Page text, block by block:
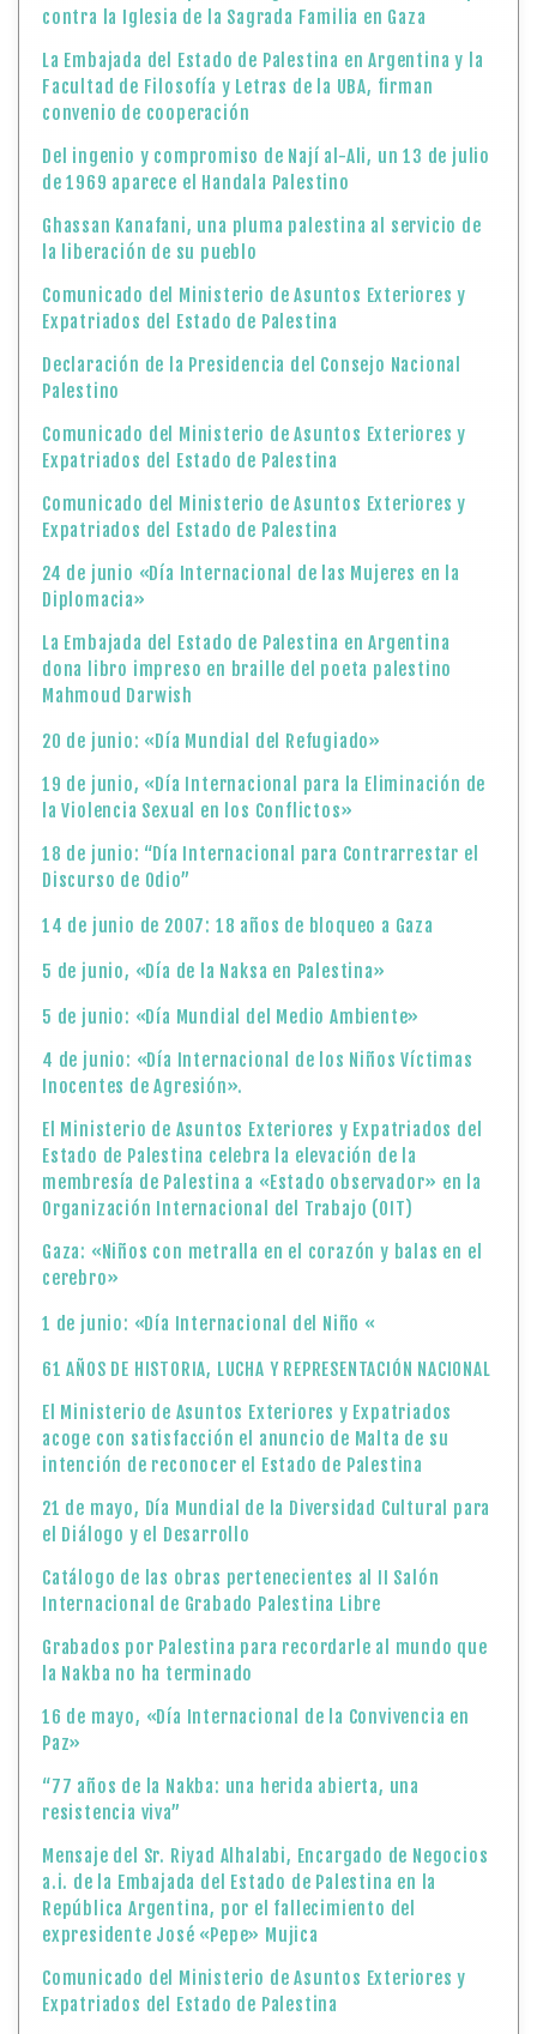
contra la Iglesia de la Sagrada Familia en Gaza
La Embajada del Estado de Palestina en Argentina y la
Facultad de Filosofía y Letras de la UBA, firman
convenio de cooperación
Del ingenio y compromiso de Nají al-Ali, un 13 de julio
de 1969 aparece el Handala Palestino
Ghassan Kanafani, una pluma palestina al servicio de
la liberación de su pueblo
Comunicado del Ministerio de Asuntos Exteriores y
Expatriados del Estado de Palestina
Declaración de la Presidencia del Consejo Nacional
Palestino
Comunicado del Ministerio de Asuntos Exteriores y
Expatriados del Estado de Palestina
Comunicado del Ministerio de Asuntos Exteriores y
Expatriados del Estado de Palestina
24 de junio «Día Internacional de las Mujeres en la
Diplomacia»
La Embajada del Estado de Palestina en Argentina
dona libro impreso en braille del poeta palestino
Mahmoud Darwish
20 de junio: «Día Mundial del Refugiado»
19 de junio, «Día Internacional para la Eliminación de
la Violencia Sexual en los Conflictos»
18 de junio: “Día Internacional para Contrarrestar el
Discurso de Odio”
14 de junio de 2007: 18 años de bloqueo a Gaza
5 de junio, «Día de la Naksa en Palestina»
5 de junio: «Día Mundial del Medio Ambiente»
4 de junio: «Día Internacional de los Niños Víctimas
Inocentes de Agresión».
El Ministerio de Asuntos Exteriores y Expatriados del
Estado de Palestina celebra la elevación de la
membresía de Palestina a «Estado observador» en la
Organización Internacional del Trabajo (OIT)
Gaza: «Niños con metralla en el corazón y balas en el
cerebro»
1 de junio: «Día Internacional del Niño «
61 AÑOS DE HISTORIA, LUCHA Y REPRESENTACIÓN NACIONAL
El Ministerio de Asuntos Exteriores y Expatriados
acoge con satisfacción el anuncio de Malta de su
intención de reconocer el Estado de Palestina
21 de mayo, Día Mundial de la Diversidad Cultural para
el Diálogo y el Desarrollo
Catálogo de las obras pertenecientes al II Salón
Internacional de Grabado Palestina Libre
Grabados por Palestina para recordarle al mundo que
la Nakba no ha terminado
16 de mayo, «Día Internacional de la Convivencia en
Paz»
“77 años de la Nakba: una herida abierta, una
resistencia viva”
Mensaje del Sr. Riyad Alhalabi, Encargado de Negocios
a.i. de la Embajada del Estado de Palestina en la
República Argentina, por el fallecimiento del
expresidente José «Pepe» Mujica
Comunicado del Ministerio de Asuntos Exteriores y
Expatriados del Estado de Palestina